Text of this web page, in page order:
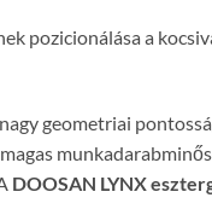
pozicionálása a
geometriai
DOOSAN LYNX